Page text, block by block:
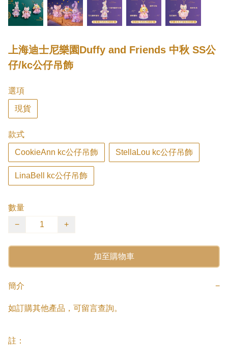
上海迪士尼樂園Duffy and Friends 中秋 SS公
仔/kc公仔吊飾
選項
現貨
款式
CookieAnn kc公仔吊飾 StellaLou kc公仔吊飾
LinaBell kc公仔吊飾
數量
−
+
加至購物車
簡介 −
如訂購其他產品，可留言查詢。
註：